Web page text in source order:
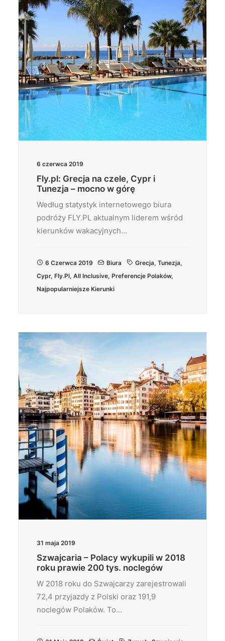
6 czerwca 2019
Fly.pl: Grecja na czele, Cypr i
Tunezja – mocno w górę
Według statystyk internetowego biura
podróży FLY.PL aktualnym liderem wśród
kierunków wakacyjnych…
6 Czerwca 2019 Biura Grecja, Tunezja,
Cypr, Fly.pl, All Inclusive, Preferencje Polaków,
Najpopularniejsze Kierunki
31 maja 2019
Szwajcaria – Polacy wykupili w 2018
roku prawie 200 tys. noclegów
W 2018 roku do Szwajcarzy zarejestrowali
72,4 przyjazdy z Polski oraz 191,9
noclegów Polaków. To…